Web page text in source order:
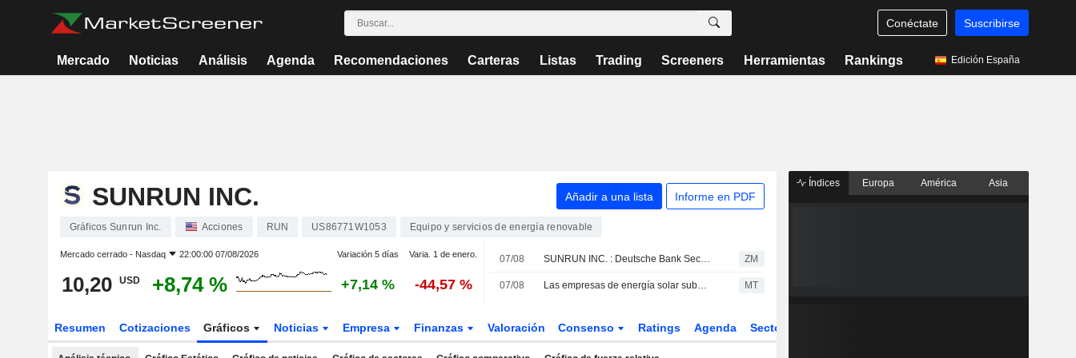
Conéctate Suscribirse
Mercado Noticias Análisis Agenda Recomendaciones Carteras Listas Trading Screeners Herramientas Rankings Edición España
SUNRUN INC. Añadir a una lista Informe en PDF
Gráficos Sunrun Inc. Acciones RUN US86771W1053 Equipo y servicios de energía renovable
Mercado cerrado - Nasdaq 22:00:00 07/08/2026 Variación 5 días Varia. 1 de enero.
10,20 USD +8,74 % +7,14 % -44,57 %
07/08 SUNRUN INC. : Deutsche Bank Securities se mantiene neutral. ZM
07/08 Las empresas de energía solar suben en bolsa tras imponer Trump un arancel del 15% y precios mínimos a la importación de polisilicio MT
Resumen Cotizaciones Gráficos Noticias Empresa Finanzas Valoración Consenso Ratings Agenda Sector
Índices Europa América Asia